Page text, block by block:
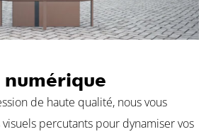
de haute qualité, nous vous
percutants pour dynamiser vos